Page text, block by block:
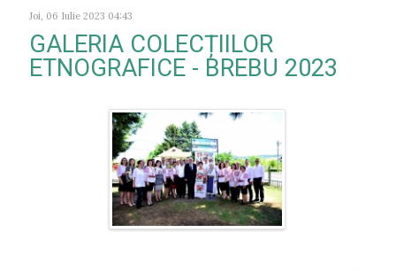
Joi, 06 Iulie 2023 04:43
GALERIA COLECȚIILOR
ETNOGRAFICE - BREBU 2023